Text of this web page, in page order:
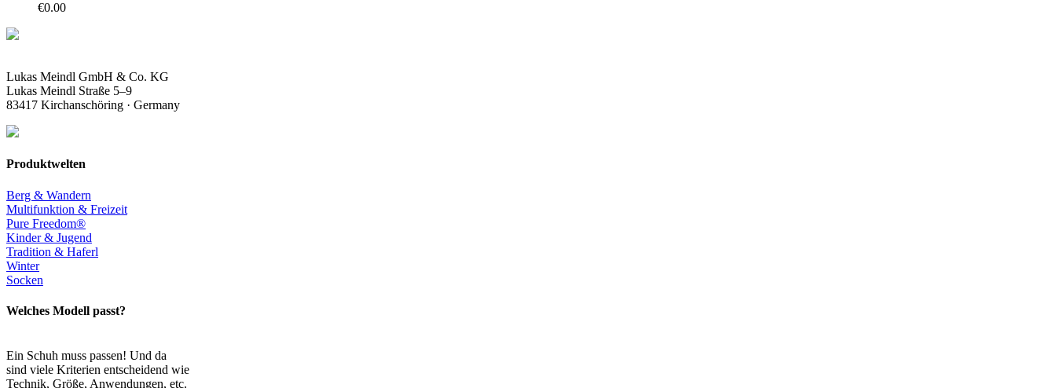
€0.00
Lukas Meindl GmbH & Co. KG
Lukas Meindl Straße 5–9
83417 Kirchanschöring · Germany
Produktwelten
Berg & Wandern
Multifunktion & Freizeit
Pure Freedom®
Kinder & Jugend
Tradition & Haferl
Winter
Socken
Welches Modell passt?
Ein Schuh muss passen! Und da
sind viele Kriterien entscheidend wie
Technik, Größe, Anwendungen, etc.